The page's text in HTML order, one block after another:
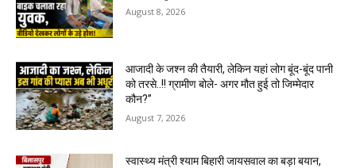
August 8, 2026
आजादी के जश्न की तैयारी, लेकिन यहां लोग बूंद-बूंद पानी
को तरसे..!! ग्रामीण बोले- अगर मौत हुई तो जिम्मेदार
कौन?”
August 7, 2026
स्वास्थ्य मंत्री श्याम बिहारी जायसवाल का बड़ा बयान,